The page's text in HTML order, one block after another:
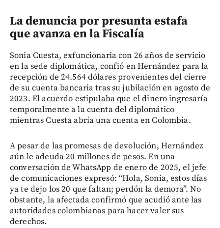
La denuncia por presunta estafa
que avanza en la Fiscalía
Sonia Cuesta, exfuncionaria con 26 años de servicio
en la sede diplomática, confió en Hernández para la
recepción de 24.564 dólares provenientes del cierre
de su cuenta bancaria tras su jubilación en agosto de
2023. El acuerdo estipulaba que el dinero ingresaría
temporalmente a la cuenta del diplomático
mientras Cuesta abría una cuenta en Colombia.
A pesar de las promesas de devolución, Hernández
aún le adeuda 20 millones de pesos. En una
conversación de WhatsApp de enero de 2025, el jefe
de comunicaciones expresó: “Hola, Sonia, estos días
ya te dejo los 20 que faltan; perdón la demora”. No
obstante, la afectada confirmó que acudió ante las
autoridades colombianas para hacer valer sus
derechos.